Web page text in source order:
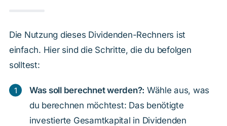
Die Nutzung dieses Dividenden-Rechners ist
einfach. Hier sind die Schritte, die du befolgen
solltest:
Was soll berechnet werden?: Wähle aus, was
du berechnen möchtest: Das benötigte
investierte Gesamtkapital in Dividenden